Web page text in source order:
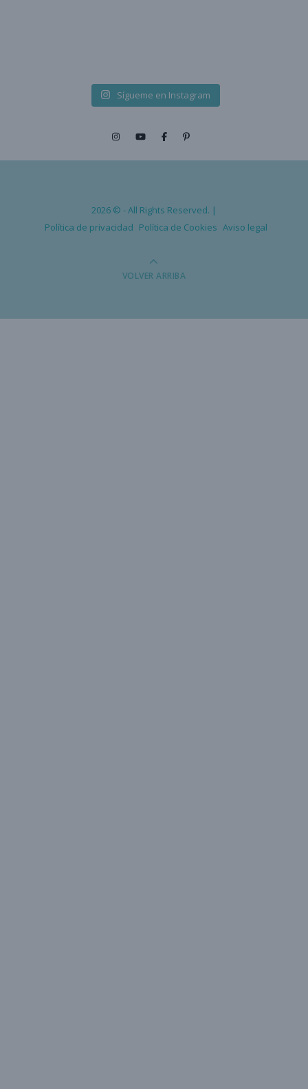
Sígueme en Instagram
2026 © - All Rights Reserved. |
Política de privacidad Política de Cookies Aviso legal
VOLVER ARRIBA